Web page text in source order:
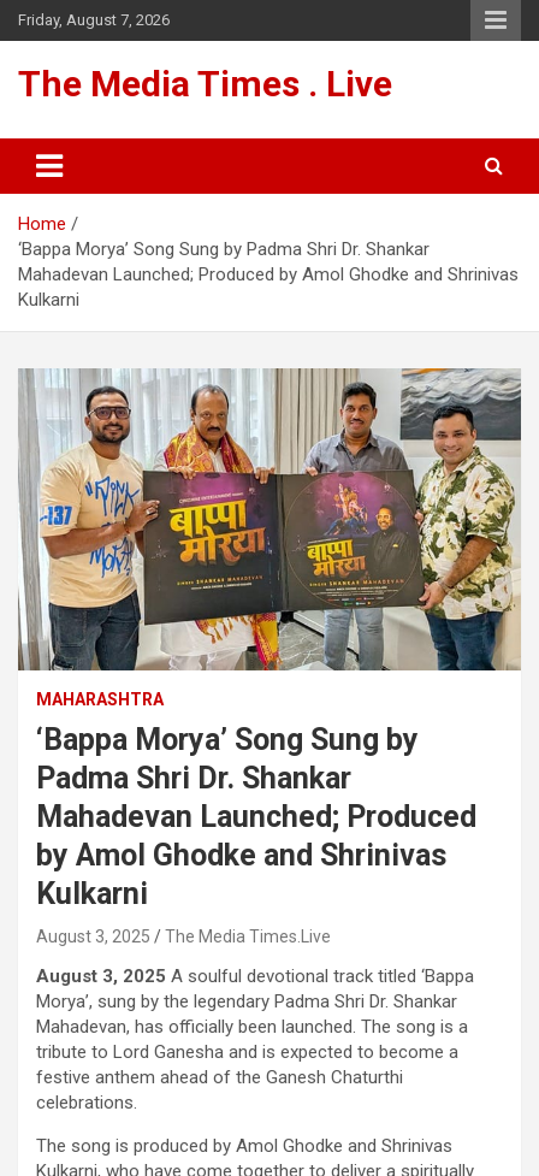
Skip
to
Friday, August 7, 2026
The Media Times . Live
Home
‘Bappa Morya’ Song Sung by Padma Shri Dr. Shankar
Mahadevan Launched; Produced by Amol Ghodke and Shrinivas
Kulkarni
MAHARASHTRA
‘Bappa Morya’ Song Sung by
Padma Shri Dr. Shankar
Mahadevan Launched; Produced
by Amol Ghodke and Shrinivas
Kulkarni
August 3, 2025 The Media Times.Live
August 3, 2025 A soulful devotional track titled ‘Bappa
Morya’, sung by the legendary Padma Shri Dr. Shankar
Mahadevan, has officially been launched. The song is a
tribute to Lord Ganesha and is expected to become a
festive anthem ahead of the Ganesh Chaturthi
celebrations.
The song is produced by Amol Ghodke and Shrinivas
Kulkarni, who have come together to deliver a spiritually